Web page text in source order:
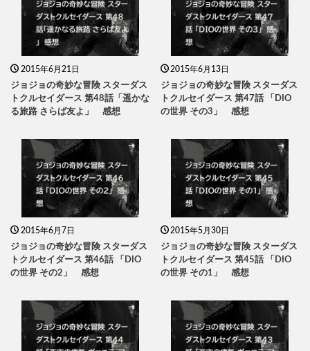
2015年6月21日
ジョジョの奇妙な冒険 スターダス
トクルセイダース 第48話「遥かな
る旅路 さらば友よ」 感想
2015年6月13日
ジョジョの奇妙な冒険 スターダス
トクルセイダース 第47話 「DIO
の世界 その3」 感想
2015年6月7日
ジョジョの奇妙な冒険 スターダス
トクルセイダース 第46話 「DIO
の世界 その2」 感想
2015年5月30日
ジョジョの奇妙な冒険 スターダス
トクルセイダース 第45話 「DIO
の世界 その1」 感想